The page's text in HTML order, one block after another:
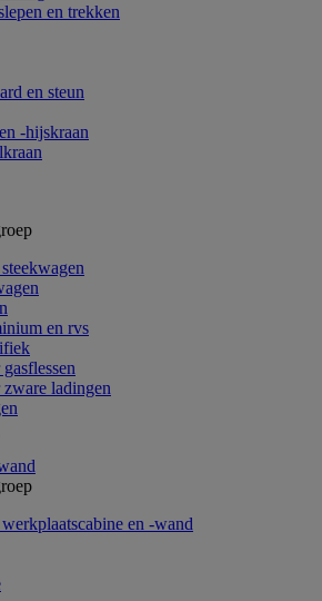
en trekken
en steun
-hijskraan
en rvs
ladingen
en -wand